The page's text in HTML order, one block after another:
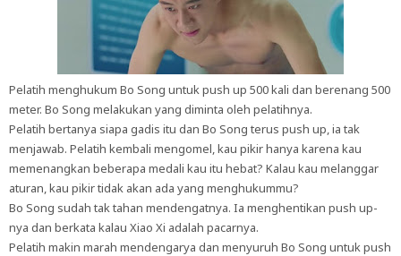
Pelatih menghukum Bo Song untuk push up 500 kali dan berenang 500
meter. Bo Song melakukan yang diminta oleh pelatihnya.
Pelatih bertanya siapa gadis itu dan Bo Song terus push up, ia tak
menjawab. Pelatih kembali mengomel, kau pikir hanya karena kau
memenangkan beberapa medali kau itu hebat? Kalau kau melanggar
aturan, kau pikir tidak akan ada yang menghukummu?
Bo Song sudah tak tahan mendengatnya. Ia menghentikan push up-
nya dan berkata kalau Xiao Xi adalah pacarnya.
Pelatih makin marah mendengarya dan menyuruh Bo Song untuk push